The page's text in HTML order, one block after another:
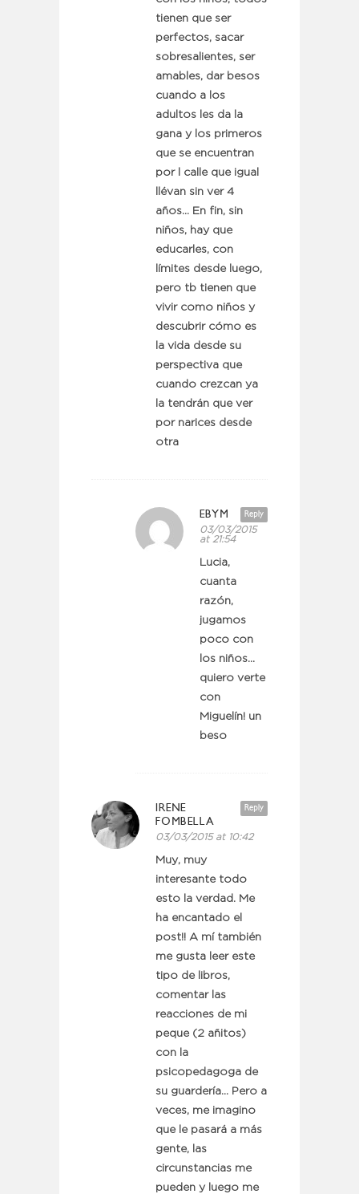
tienen que ser
perfectos, sacar
sobresalientes, ser
amables, dar besos
cuando a los
adultos les da la
gana y los primeros
que se encuentran
por l calle que igual
llévan sin ver 4
años… En fin, sin
niños, hay que
educarles, con
límites desde luego,
pero tb tienen que
vivir como niños y
descubrir cómo es
la vida desde su
perspectiva que
cuando crezcan ya
la tendrán que ver
por narices desde
otra
Reply
EBYM
03/03/2015
at 21:54
Lucia,
cuanta
razón,
jugamos
poco con
los niños…
quiero verte
con
Miguelín! un
beso
Reply
IRENE
FOMBELLA
03/03/2015 at 10:42
Muy, muy
interesante todo
esto la verdad. Me
ha encantado el
post!! A mí también
me gusta leer este
tipo de libros,
comentar las
reacciones de mi
peque (2 añitos)
con la
psicopedagoga de
su guardería… Pero a
veces, me imagino
que le pasará a más
gente, las
circunstancias me
pueden y luego me